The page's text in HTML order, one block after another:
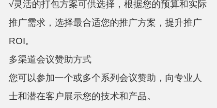
√灵活的打包方案可供选择，根据您的预算和实际
推广需求，选择最合适您的推广方案，提升推广
ROI。
多渠道会议赞助方式
您可以参加一个或多个系列会议赞助，向专业人
士和潜在客户展示您的技术和产品。